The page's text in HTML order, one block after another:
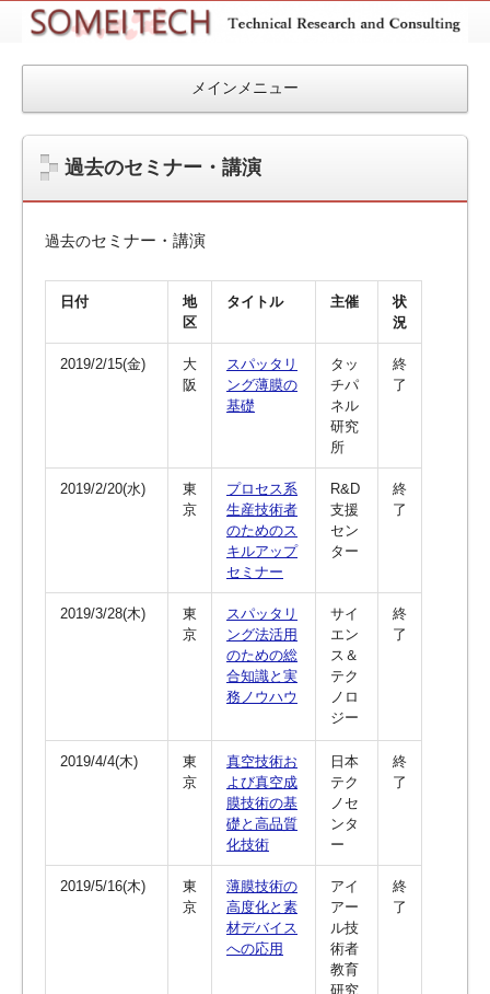
SOMEITEC
メインメニュー
過去のセミナー・講演
過去のセミナー・講演
日付
地
区
タイトル 主催
状
況
2019/2/15(金)
大
阪
スパッタリ
ング薄膜の
基礎
タッ
チパ
ネル
研究
所
終
了
2019/2/20(水)
東
京
プロセス系
生産技術者
のためのス
キルアップ
セミナー
R&D
支援
セン
ター
終
了
2019/3/28(木)
東
京
スパッタリ
ング法活用
のための総
合知識と実
務ノウハウ
サイ
エン
ス＆
テク
ノロ
ジー
終
了
2019/4/4(木)
東
京
真空技術お
よび真空成
膜技術の基
礎と高品質
化技術
日本
テク
ノセ
ンタ
ー
終
了
2019/5/16(木)
東
京
薄膜技術の
高度化と素
材デバイス
への応用
アイ
アー
ル技
術者
教育
研究
終
了